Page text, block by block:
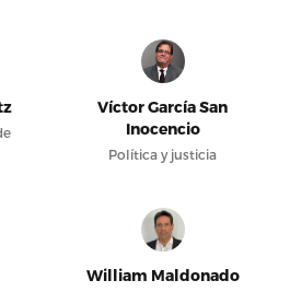
Víctor García San
Inocencio
Política y justicia
William Maldonado